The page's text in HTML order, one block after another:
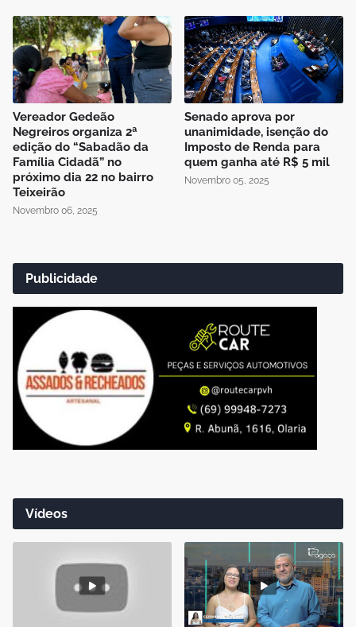
Vereador Gedeão
Negreiros organiza 2ª
edição do “Sabadão da
Família Cidadã” no
próximo dia 22 no bairro
Teixeirão
Novembro 06, 2025
Senado aprova por
unanimidade, isenção do
Imposto de Renda para
quem ganha até R$ 5 mil
Novembro 05, 2025
Publicidade
Vídeos